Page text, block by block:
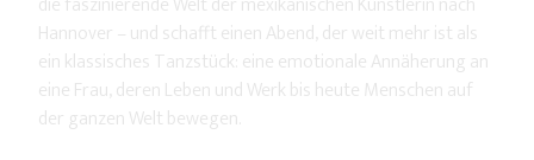
Hannover – und schafft einen Abend, der weit mehr ist als
ein klassisches Tanzstück: eine emotionale Annäherung an
eine Frau, deren Leben und Werk bis heute Menschen auf
der ganzen Welt bewegen.